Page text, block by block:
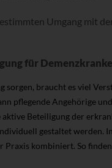
Umgang mit
für Demenzkranke
braucht es viel
pflegende Angehörige
Beteiligung der
gestaltet werden.
kombiniert. So